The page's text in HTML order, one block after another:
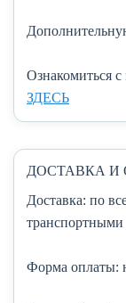
Ознакомиться
ЗДЕСЬ
ДОСТАВКА И
Доставка: по
Форма оплаты: